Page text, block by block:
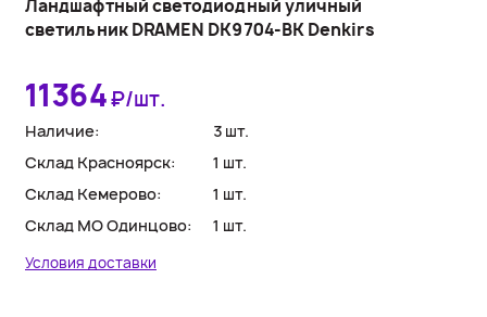
Ландшафтный светодиодный уличный
светильник DRAMEN DK9704-BK Denkirs
11364₽/шт.
Наличие:
3 шт.
Склад Красноярск:
1 шт.
Склад Кемерово:
1 шт.
Склад МО Одинцово:
1 шт.
Условия доставки